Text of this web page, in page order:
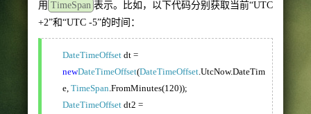
用 TimeSpan 表示。比如，以下代码分别获取当前“UTC
+2”和“UTC -5”的时间：
DateTimeOffset dt =
newDateTimeOffset(DateTimeOffset .UtcNow.DateTim
e, TimeSpan .FromMinutes(120));
DateTimeOffset dt2 =